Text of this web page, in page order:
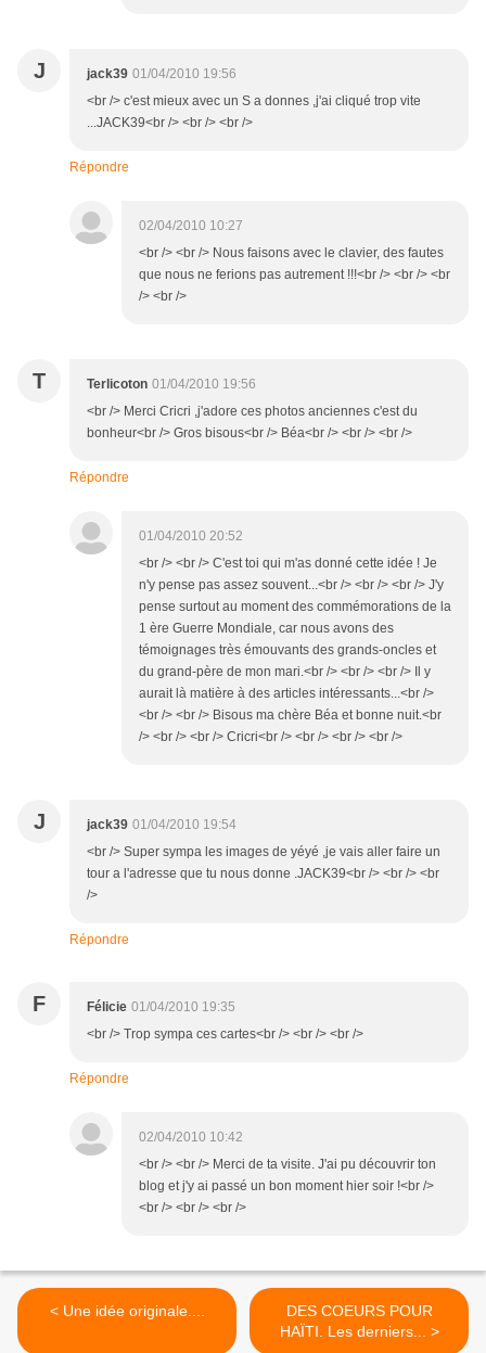
J jack39 01/04/2010 19:56
<br /> c'est mieux avec un S a donnes ,j'ai cliqué trop vite
...JACK39<br /> <br /> <br />
Répondre
02/04/2010 10:27
<br /> <br /> Nous faisons avec le clavier, des fautes
que nous ne ferions pas autrement !!!<br /> <br /> <br
/> <br />
T Terlicoton 01/04/2010 19:56
<br /> Merci Cricri ,j'adore ces photos anciennes c'est du
bonheur<br /> Gros bisous<br /> Béa<br /> <br /> <br />
Répondre
01/04/2010 20:52
<br /> <br /> C'est toi qui m'as donné cette idée ! Je
n'y pense pas assez souvent...<br /> <br /> <br /> J'y
pense surtout au moment des commémorations de la
1 ère Guerre Mondiale, car nous avons des
témoignages très émouvants des grands-oncles et
du grand-père de mon mari.<br /> <br /> <br /> Il y
aurait là matière à des articles intéressants...<br />
<br /> <br /> Bisous ma chère Béa et bonne nuit.<br
/> <br /> <br /> Cricri<br /> <br /> <br /> <br />
J jack39 01/04/2010 19:54
<br /> Super sympa les images de yéyé ,je vais aller faire un
tour a l'adresse que tu nous donne .JACK39<br /> <br /> <br
/>
Répondre
F Félicie 01/04/2010 19:35
<br /> Trop sympa ces cartes<br /> <br /> <br />
Répondre
02/04/2010 10:42
<br /> <br /> Merci de ta visite. J'ai pu découvrir ton
blog et j'y ai passé un bon moment hier soir !<br />
<br /> <br /> <br />
< Une idée originale....
DES COEURS POUR
HAÏTI. Les derniers... >